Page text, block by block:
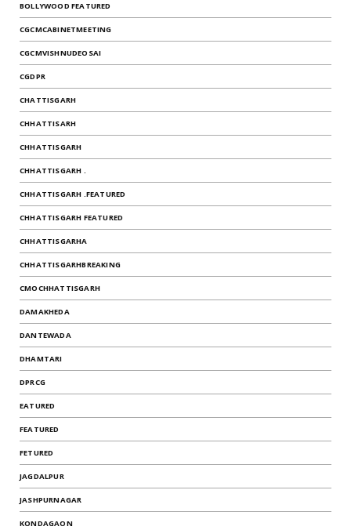
BOLLYWOOD FEATURED
CGCMCABINETMEETING
CGCMVISHNUDEOSAI
CGDPR
CHATTISGARH
CHHATTISARH
CHHATTISGARH
CHHATTISGARH .
CHHATTISGARH .FEATURED
CHHATTISGARH FEATURED
CHHATTISGARHA
CHHATTISGARHBREAKING
CMOCHHATTISGARH
DAMAKHEDA
DANTEWADA
DHAMTARI
DPRCG
EATURED
FEATURED
FETURED
JAGDALPUR
JASHPURNAGAR
KONDAGAON